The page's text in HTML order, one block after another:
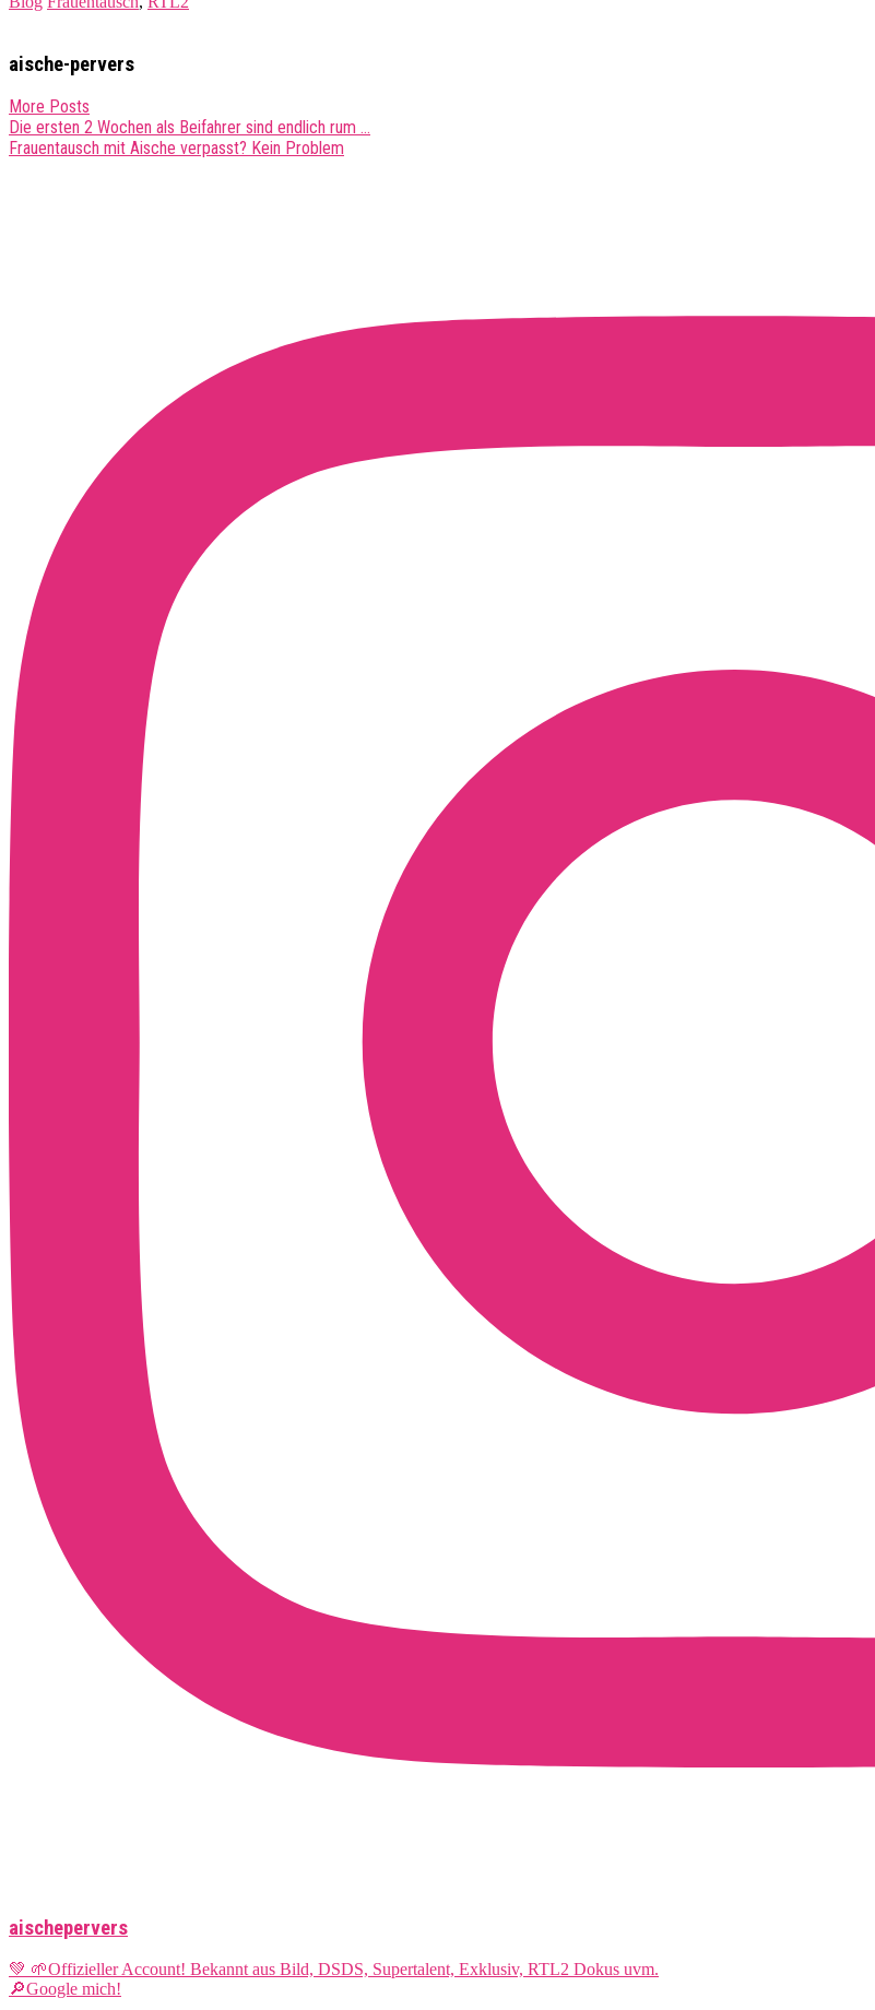
aische-pervers
More Posts
Post
navigation
Die ersten 2 Wochen als Beifahrer sind endlich rum …
Frauentausch mit Aische verpasst? Kein Problem
aischepervers
💚 🌱Offizieller Account! Bekannt aus Bild, DSDS, Supertalent, Exklusiv, RTL2 Dokus uvm.
🔎Google mich!